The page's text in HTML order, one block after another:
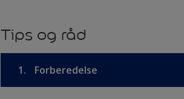
Tips og råd
1. Forberedelse